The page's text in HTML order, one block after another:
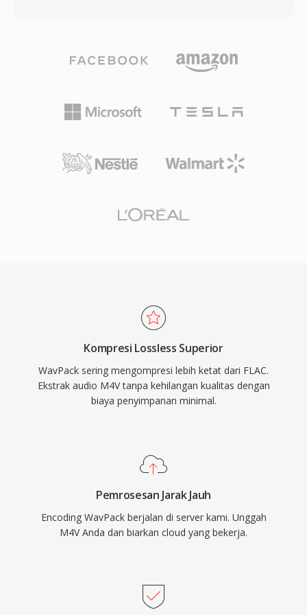
iPadOS, dan Apple TV, dan versi tanpa proteksi
bekerja dengan lancar di sebagian besar
Format ini mendapatkan daya tarik yang
dominan untuk membeli dan menyewa film
serta acara TV digital. Kompatibilitas dengan
video dan audio dalam file M4V bebas DRM
menginginkan kualitas arsip menyimpan
integer 8-bit hingga 32-bit dan 32-bit floating
point, dengan sample rate hingga 768 kHz —
yang ditambahkan dukungannya oleh WavPack
ukuran asli, kompetitif dengan FLAC dan sering
source dirilis di bawah lisensi BSD dan telah
diintegrasikan ke dalam foobar2000, VLC,
FFmpeg, dan berbagai tool lainnya. WavPack
juga mendukung metadata yang kaya melalui
tag APEv2, cue sheet tertanam, dan nilai
ReplayGain, memenuhi kebutuhan organisasi
Kompresi Lossless Superior
WavPack sering mengompresi lebih ketat dari FLAC.
Ekstrak audio M4V tanpa kehilangan kualitas dengan
biaya penyimpanan minimal.
Pemrosesan Jarak Jauh
Encoding WavPack berjalan di server kami. Unggah
M4V Anda dan biarkan cloud yang bekerja.